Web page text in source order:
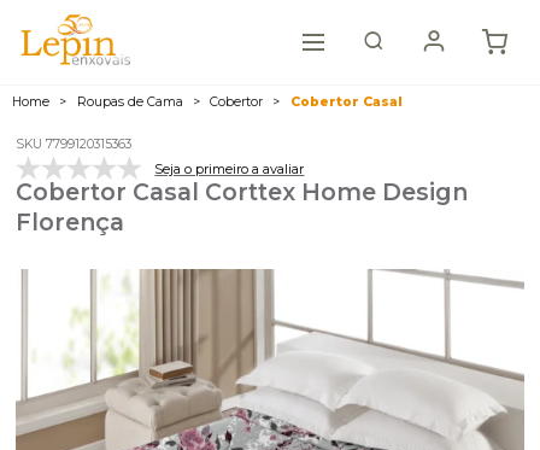
Home Roupas de Cama Cobertor Cobertor Casal
SKU 7799120315363
Seja o primeiro a avaliar
Cobertor Casal Corttex Home Design
Florença